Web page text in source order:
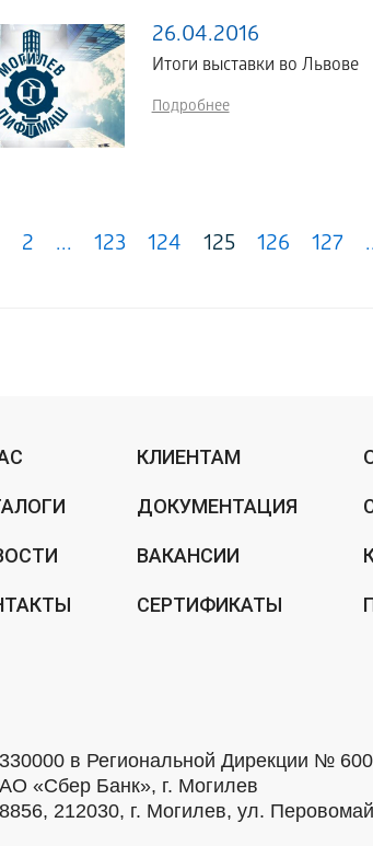
26.04.2016
Итоги выставки во Львове
Подробнее
2 ... 123 124 125 126 127
КЛИЕНТАМ
ДОКУМЕНТАЦИЯ
ВАКАНСИИ
СЕРТИФИКАТЫ
в Региональной Дирекции № 600
«Сбер Банк», г. Могилев
212030, г. Могилев, ул.